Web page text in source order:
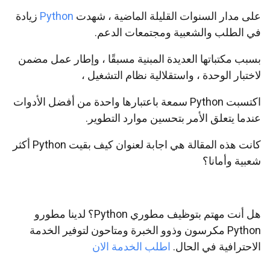
على مدار السنوات القليلة الماضية ، شهدت Python زيادة
في الطلب والشعبية ومجتمعات الدعم.
بسبب مكتباتها العديدة المبنية مسبقًا ، وإطار عمل مضمن
لاختبار الوحدة ، واستقلالية نظام التشغيل ،
اكتسبت Python سمعة باعتبارها واحدة من أفضل الأدوات
عندما يتعلق الأمر بتحسين موارد التطوير.
كانت هذه المقالة هي اجابة لعنوان كيف بقيت Python أكثر
شعبية وأمانا؟
هل أنت مهتم بتوظيف مطوري Python؟ لدينا مطورو
Python مكرسون وذوو الخبرة ومتاحون لتوفير الخدمة
الاحترافية في الحال. اطلب الخدمة الان